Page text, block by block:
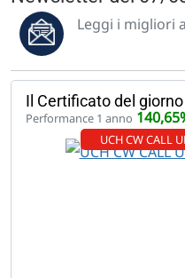
Leggi i migliori
Il Certificato del giorno
Performance 1 anno
UCH CW CALL